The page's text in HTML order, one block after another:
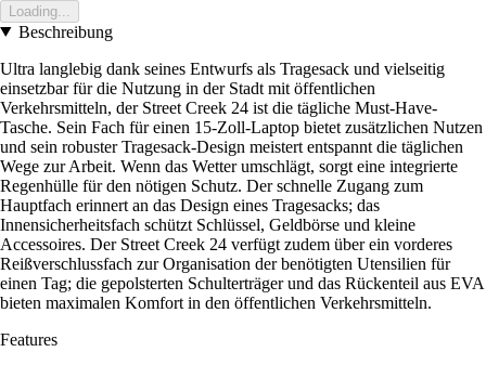
Loading...
Beschreibung
Ultra langlebig dank seines Entwurfs als Tragesack und vielseitig
einsetzbar für die Nutzung in der Stadt mit öffentlichen
Verkehrsmitteln, der Street Creek 24 ist die tägliche Must-Have-
Tasche. Sein Fach für einen 15-Zoll-Laptop bietet zusätzlichen Nutzen
und sein robuster Tragesack-Design meistert entspannt die täglichen
Wege zur Arbeit. Wenn das Wetter umschlägt, sorgt eine integrierte
Regenhülle für den nötigen Schutz. Der schnelle Zugang zum
Hauptfach erinnert an das Design eines Tragesacks; das
Innensicherheitsfach schützt Schlüssel, Geldbörse und kleine
Accessoires. Der Street Creek 24 verfügt zudem über ein vorderes
Reißverschlussfach zur Organisation der benötigten Utensilien für
einen Tag; die gepolsterten Schulterträger und das Rückenteil aus EVA
bieten maximalen Komfort in den öffentlichen Verkehrsmitteln.
Features